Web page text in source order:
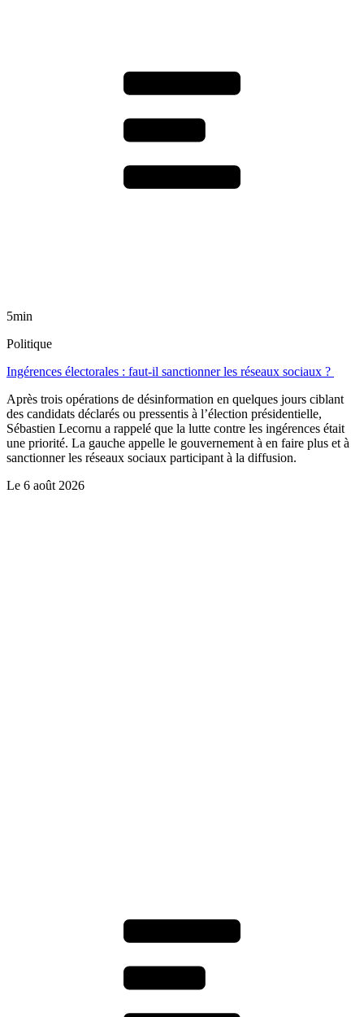
5min
Politique
Ingérences électorales : faut-il sanctionner les réseaux sociaux ?
Après trois opérations de désinformation en quelques jours ciblant
des candidats déclarés ou pressentis à l’élection présidentielle,
Sébastien Lecornu a rappelé que la lutte contre les ingérences était
une priorité. La gauche appelle le gouvernement à en faire plus et à
sanctionner les réseaux sociaux participant à la diffusion.
Le 6 août 2026